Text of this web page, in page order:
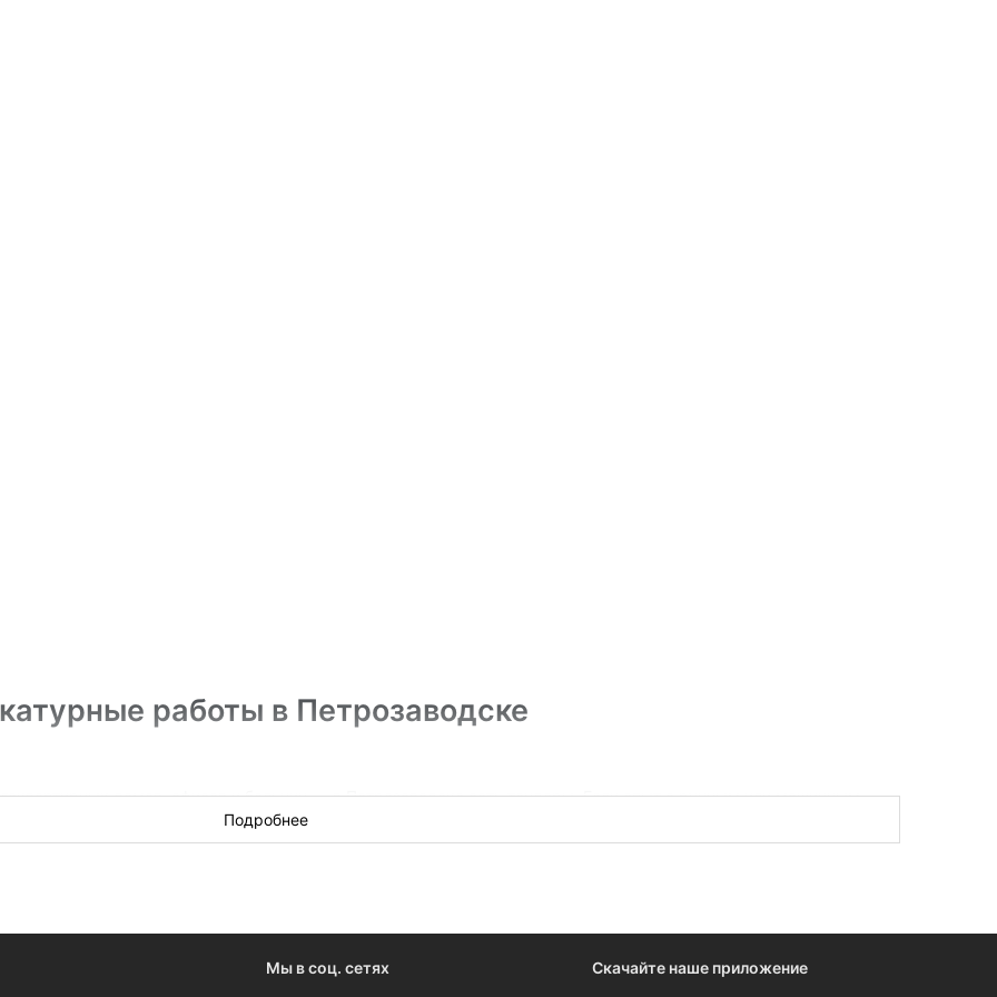
работы в Петрозаводске
домов, офисов и больниц — в Петрозаводске есть тендеры. Если опыт с ручным или машинным
чтобы вы смогли на нем заработать.
Подробнее
Мы в соц. сетях Скачайте наше приложение